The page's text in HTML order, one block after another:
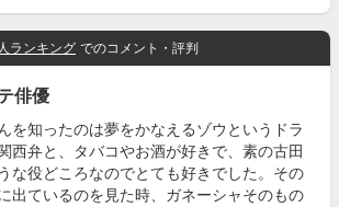
ランキング でのコメント・評判
俳優
を知ったのは夢をかなえるゾウというドラ
西弁と、タバコやお酒が好きで、素の古田
な役どころなのでとても好きでした。その
出ているのを見た時、ガネーシャそのもの